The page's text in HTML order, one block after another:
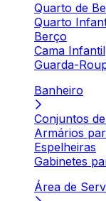
Quarto de
Quarto
Berço
Cama Infantil
Guarda-
Banheiro
Conjuntos
Armários
Espelheiras
Gabinetes
Área de